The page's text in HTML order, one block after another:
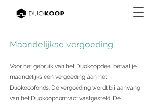
Maandelijkse vergoeding
Voor het gebruik van het Duokoopdeel betaal je
maandelijks een vergoeding aan het
Duokoopfonds. De vergoeding wordt bij aanvang
van het Duokoopcontract vastgesteld. De